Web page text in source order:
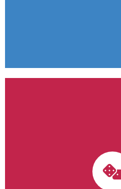
bergeracois. A travers
Périscolaires (TAP) et les
apportons une réponse